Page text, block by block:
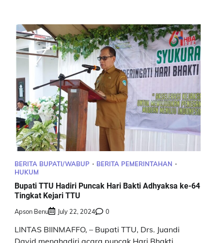
BERITA BUPATI/WABUP
BERITA PEMERINTAHAN
HUKUM
Bupati TTU Hadiri Puncak Hari Bakti Adhyaksa ke-64
Tingkat Kejari TTU
Apson Benu July 22, 2024 0
LINTAS BIINMAFFO, – Bupati TTU, Drs. Juandi